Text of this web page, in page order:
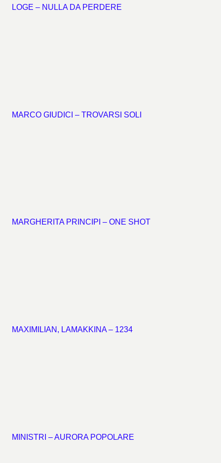
LOGE – NULLA DA PERDERE
MARCO GIUDICI – TROVARSI SOLI
MARGHERITA PRINCIPI – ONE SHOT
MAXIMILIAN, LAMAKKINA – 1234
MINISTRI – AURORA POPOLARE